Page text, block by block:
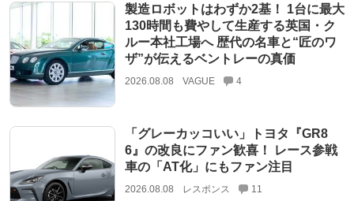
製造ロボットはわずか2基！ 1台に最大
130時間も費やして生産する英国・ク
ルー本社工場へ 歴代の名車と“匠のワ
ザ”が伝えるベントレーの真価
2026.08.08 VAGUE 4
「グレーカッコいい」トヨタ『GR8
6』の改良にファン歓喜！ レース参戦
車の「AT化」にもファン注目
2026.08.08 レスポンス 11